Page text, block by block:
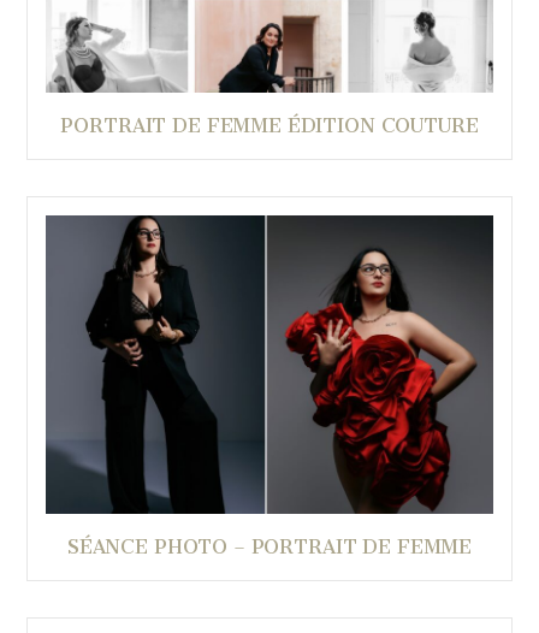
PORTRAIT DE FEMME ÉDITION COUTURE
SÉANCE PHOTO – PORTRAIT DE FEMME